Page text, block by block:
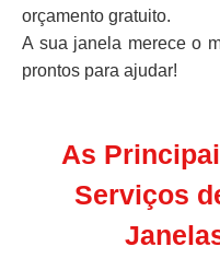
orçamento gratuito.
A sua janela merece o
prontos para ajudar!
As
Serviços